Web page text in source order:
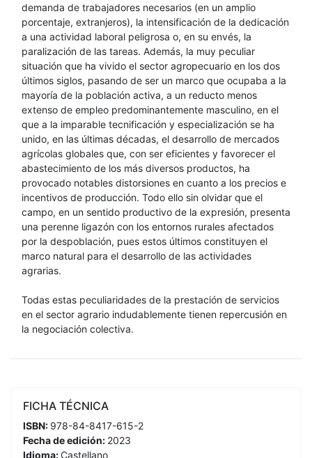
demanda de trabajadores necesarios (en un amplio
porcentaje, extranjeros), la intensificación de la dedicación
a una actividad laboral peligrosa o, en su envés, la
paralización de las tareas. Además, la muy peculiar
situación que ha vivido el sector agropecuario en los dos
últimos siglos, pasando de ser un marco que ocupaba a la
mayoría de la población activa, a un reducto menos
extenso de empleo predominantemente masculino, en el
que a la imparable tecnificación y especialización se ha
unido, en las últimas décadas, el desarrollo de mercados
agrícolas globales que, con ser eficientes y favorecer el
abastecimiento de los más diversos productos, ha
provocado notables distorsiones en cuanto a los precios e
incentivos de producción. Todo ello sin olvidar que el
campo, en un sentido productivo de la expresión, presenta
una perenne ligazón con los entornos rurales afectados
por la despoblación, pues estos últimos constituyen el
marco natural para el desarrollo de las actividades
agrarias.
Todas estas peculiaridades de la prestación de servicios
en el sector agrario indudablemente tienen repercusión en
la negociación colectiva.
FICHA TÉCNICA
ISBN: 978-84-8417-615-2
Fecha de edición: 2023
Idioma:Castellano